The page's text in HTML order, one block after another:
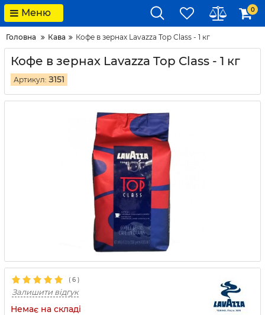
Меню 0
Головна Кава Кофе в зернах Lavazza Top Class - 1 кг
Кофе в зернах Lavazza Top Class - 1 кг
Артикул: З151
( 6 )
Залишити відгук
Немає на складі